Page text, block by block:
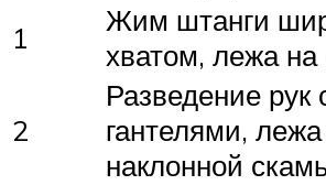
1
Жим штанги
хватом, лежа на
2
Разведение рук
гантелями,
наклонной